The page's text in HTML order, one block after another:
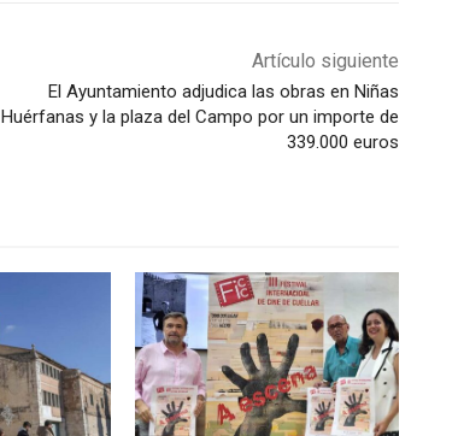
Artículo siguiente
El Ayuntamiento adjudica las obras en Niñas
Huérfanas y la plaza del Campo por un importe de
339.000 euros